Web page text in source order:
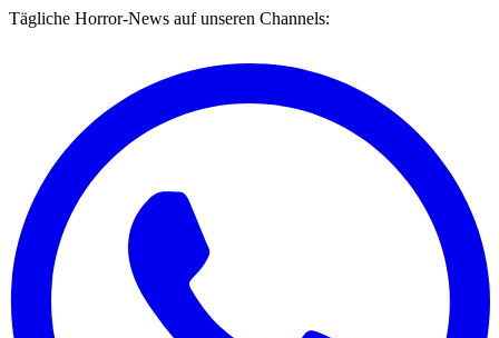
Tägliche Horror-News auf unseren Channels: